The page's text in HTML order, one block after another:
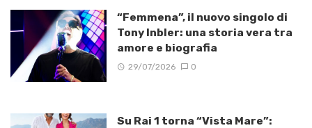
“Femmena”, il nuovo singolo di
Tony Inbler: una storia vera tra
amore e biografia
29/07/2026 0
Su Rai 1 torna “Vista Mare”: